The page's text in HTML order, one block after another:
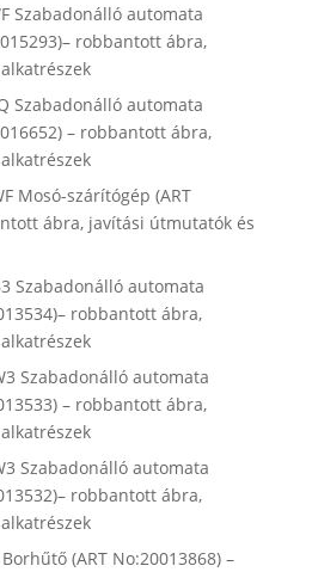
Szabadonálló automata
robbantott ábra,
Szabadonálló automata
– robbantott ábra,
Mosó-szárítógép (ART
ábra, javítási útmutatók és
Szabadonálló automata
robbantott ábra,
Szabadonálló automata
– robbantott ábra,
Szabadonálló automata
robbantott ábra,
(ART No:20013868) –